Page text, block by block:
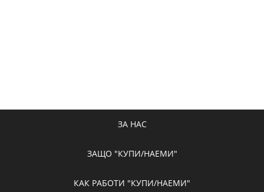
ЗА НАС
ЗАЩО "КУПИ/НАЕМИ"
КАК РАБОТИ "КУПИ/НАЕМИ"